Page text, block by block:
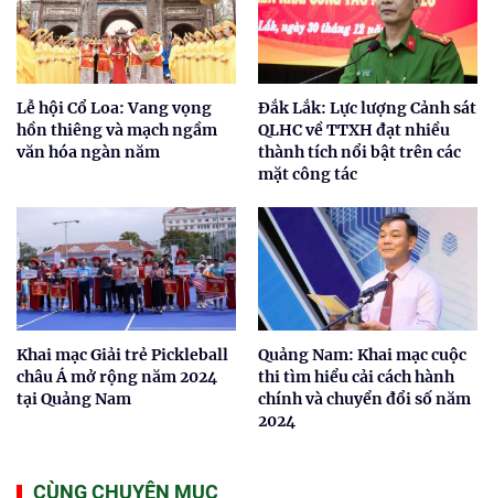
Lễ hội Cổ Loa: Vang vọng
hồn thiêng và mạch ngầm
văn hóa ngàn năm
Đắk Lắk: Lực lượng Cảnh sát
QLHC về TTXH đạt nhiều
thành tích nổi bật trên các
mặt công tác
Khai mạc Giải trẻ Pickleball
châu Á mở rộng năm 2024
tại Quảng Nam
Quảng Nam: Khai mạc cuộc
thi tìm hiểu cải cách hành
chính và chuyển đổi số năm
2024
CÙNG CHUYÊN MỤC